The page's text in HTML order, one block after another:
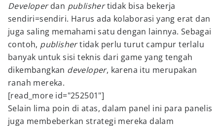
Developerdan publishertidak bisa bekerja
sendiri=sendiri. Harus ada kolaborasi yang erat dan
juga saling memahami satu dengan lainnya. Sebagai
contoh, publishertidak perlu turut campur terlalu
banyak untuk sisi teknis dari game yang tengah
dikembangkan developer, karena itu merupakan
ranah mereka.
[read_more id="252501"]
Selain lima poin di atas, dalam panel ini para panelis
juga membeberkan strategi mereka dalam